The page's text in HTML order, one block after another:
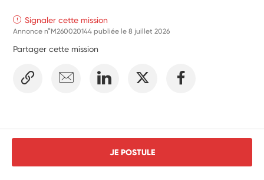
Signaler cette mission
Annonce n°M260020144 publiée le8 juillet 2026
Partager cette mission
JE POSTULE